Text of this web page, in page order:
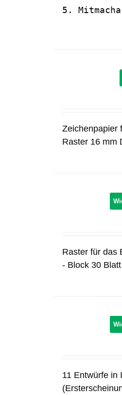
5.
Zeichenpapier
Raster 16 mm
Raster für das
- Block 30
11 Entwürfe in